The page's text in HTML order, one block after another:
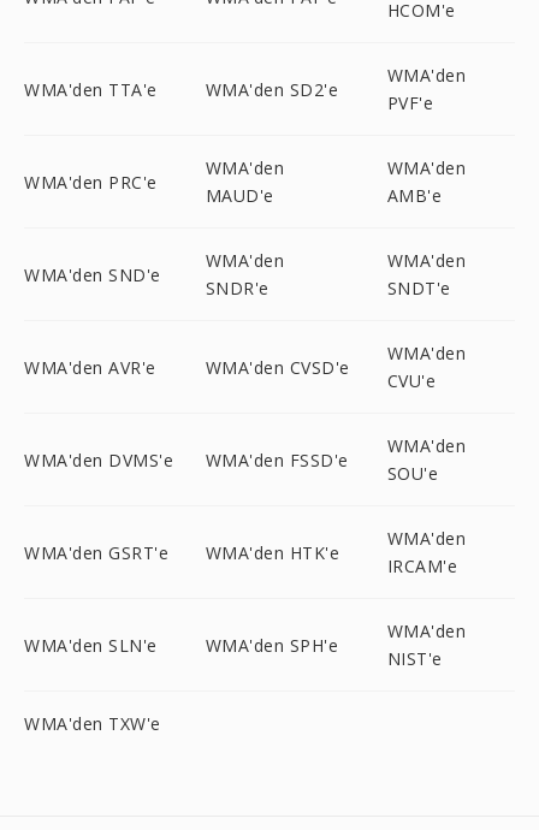
HCOM'e
WMA'den TTA'e WMA'den SD2'e
WMA'den
PVF'e
WMA'den PRC'e
WMA'den
MAUD'e
WMA'den
AMB'e
WMA'den SND'e
WMA'den
SNDR'e
WMA'den
SNDT'e
WMA'den AVR'e WMA'den CVSD'e
WMA'den
CVU'e
WMA'den DVMS'e WMA'den FSSD'e
WMA'den
SOU'e
WMA'den GSRT'e WMA'den HTK'e
WMA'den
IRCAM'e
WMA'den SLN'e WMA'den SPH'e
WMA'den
NIST'e
WMA'den TXW'e